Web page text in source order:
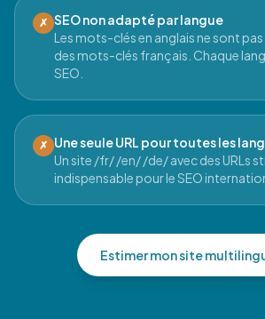
✗ SEO non adapté par langue
Les mots-clés en anglais ne sont
des mots-clés français. Chaque
SEO.
✗ Une seule URL pour toutes les
Un site /fr/ /en/ /de/ avec des URLs
indispensable pour le SEO
Estimer mon site